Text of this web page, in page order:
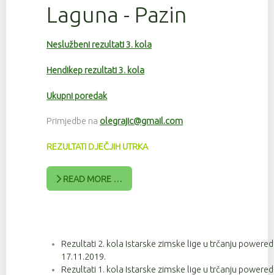
Laguna - Pazin
Neslužbeni rezultati 3. kola
Hendikep rezultati 3. kola
Ukupni poredak
Primjedbe na olegrajic@gmail.com
REZULTATI DJEČJIH UTRKA
READ MORE …
Rezultati 2. kola Istarske zimske lige u trčanju
17.11.2019.
Rezultati 1. kola Istarske zimske lige u trčanju